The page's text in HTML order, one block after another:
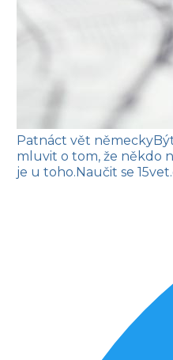
Patnáct vět německy
mluvit o tom, že někdo
je u toho.Naučit se